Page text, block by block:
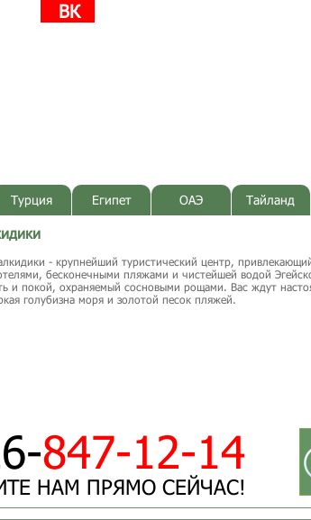
Турция Египет ОАЭ Тайланд
- крупнейший туристический центр,
бесконечными пляжами и чистейшей водой
и покой, охраняемый сосновыми рощами. Вас ждут
голубизна моря и золотой песок пляжей.
847-12-14
НАМ ПРЯМО СЕЙЧАС!
ВК